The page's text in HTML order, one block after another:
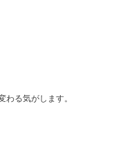
わる気がします。